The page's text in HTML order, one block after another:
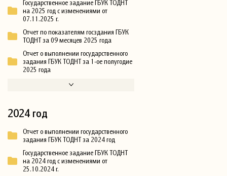
Государственное задание ГБУК ТОДНТ
на 2025 год с изменениями от
07.11.2025 г.
Отчет по показателям госздания ГБУК
ТОДНТ за 09 месяцев 2025 года
Отчет о выполнении государственного
задания ГБУК ТОДНТ за 1-ое полугодие
2025 года
2024 год
Отчет о выполнении государственного
задания ГБУК ТОДНТ за 2024 год
Государственное задание ГБУК ТОДНТ
на 2024 год с изменениями от
25.10.2024 г.